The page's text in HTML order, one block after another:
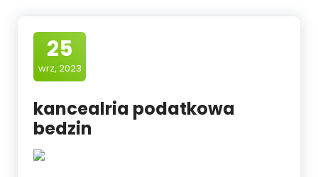
25
wrz, 2023
kancealria podatkowa
bedzin